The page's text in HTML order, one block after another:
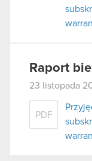
Raport
23 listopada
PDF